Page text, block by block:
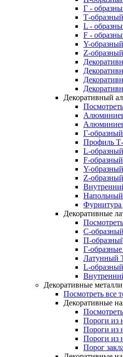
Г -
Т-
L -
F -
Y-
Z-
Декоративный
Г-
Профиль
L-
F-
Y-
Z-
Декоративные
C-
П-
Г-
Латунный
L-
Декоративные
Посмотреть все
Декоративные
Пороги из
Пороги из
Пороги из
Порог